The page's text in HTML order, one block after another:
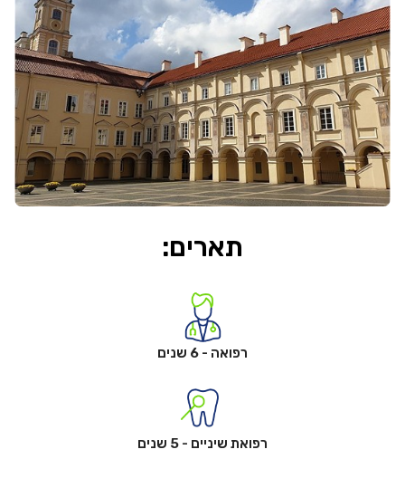
תארים:
רפואה - 6 שנים
רפואת שיניים - 5 שנים